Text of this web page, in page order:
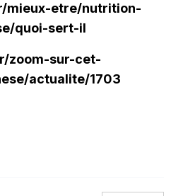
mieux-etre/nutrition-
quoi-sert-il
zoom-sur-cet-
actualite/1703